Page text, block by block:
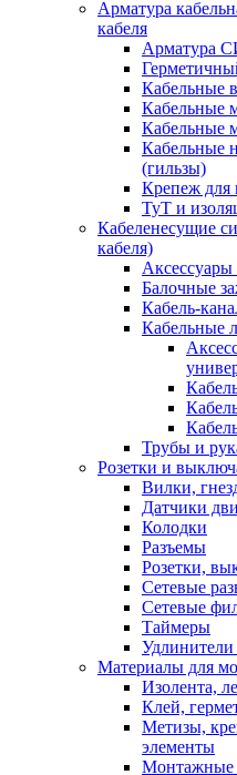
Арматура
кабеля
Арматура
Кабельные
Кабельные
Кабельные
Кабельные
(гильзы)
Крепеж для
ТуТ и
Кабеленесущие
кабеля)
Аксессуары
Балочные
Кабель-
Кабельные
Трубы и
Розетки и
Вилки,
Датчики
Колодки
Разъемы
Розетки,
Сетевые
Сетевые
Таймеры
Удлинители
Материалы для
Изолента,
Клей,
Метизы,
элементы
Монтажные